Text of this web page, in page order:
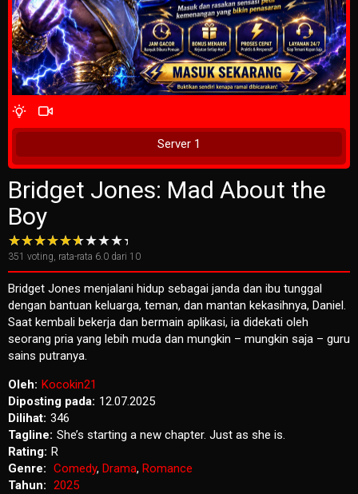
Tunggu 2 Detik
4 Wait Time
Server 1
Bridget Jones: Mad About the
Boy
351 voting, rata-rata 6.0 dari 10
Bridget Jones menjalani hidup sebagai janda dan ibu tunggal
dengan bantuan keluarga, teman, dan mantan kekasihnya, Daniel.
Saat kembali bekerja dan bermain aplikasi, ia didekati oleh
seorang pria yang lebih muda dan mungkin – mungkin saja – guru
sains putranya.
Oleh: Kocokin21
Diposting pada: 12.07.2025
Dilihat: 346
Tagline: She’s starting a new chapter. Just as she is.
Rating: R
Genre: Comedy, Drama, Romance
Tahun: 2025